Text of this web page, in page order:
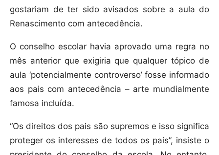
gostariam de ter sido avisados sobre a aula do
Renascimento com antecedência.
O conselho escolar havia aprovado uma regra no
mês anterior que exigiria que qualquer tópico de
aula ‘potencialmente controverso’ fosse informado
aos pais com antecedência – arte mundialmente
famosa incluída.
“Os direitos dos pais são supremos e isso significa
proteger os interesses de todos os pais”, insiste o